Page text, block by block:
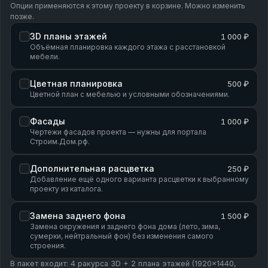
Опции применяются к этому проекту в корзине. Можно изменить
позже.
3D планы этажей 1 000 ₽
Объёмная планировка каждого этажа с расстановкой
мебели.
Цветная планировка 500 ₽
Цветной план с мебелью и условными обозначениями.
Фасады 1 000 ₽
Чертежи фасадов проекта — нужны для портала
Строим.Дом.рф.
Дополнительная расцветка 250 ₽
Добавление ещё одного варианта расцветки к выбранному
проекту из каталога.
Замена заднего фона 1 500 ₽
Замена окружения и заднего фона дома (лето, зима,
сумерки, нейтральный фон) без изменения самого
строения.
В пакет входит: 4 ракурса 3D + 2 плана этажей (1920×1440,